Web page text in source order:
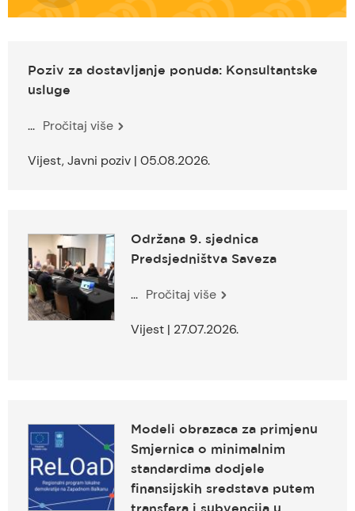
Poziv za dostavljanje ponuda: Konsultantske
usluge
... Pročitaj više
Vijest, Javni poziv | 05.08.2026.
Održana 9. sjednica
Predsjedništva Saveza
... Pročitaj više
Vijest | 27.07.2026.
Modeli obrazaca za primjenu
Smjernica o minimalnim
standardima dodjele
finansijskih sredstava putem